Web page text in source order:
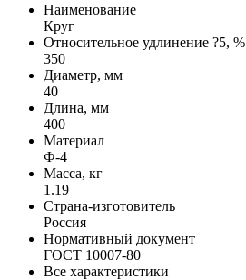
Наименование
Круг
Относительное удлинение ?5, %
350
Диаметр, мм
40
Длина, мм
400
Материал
Ф-4
Масса, кг
1.19
Страна-изготовитель
Россия
Нормативный документ
ГОСТ 10007-80
Все характеристики